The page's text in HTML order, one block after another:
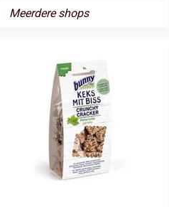
Meerdere shops